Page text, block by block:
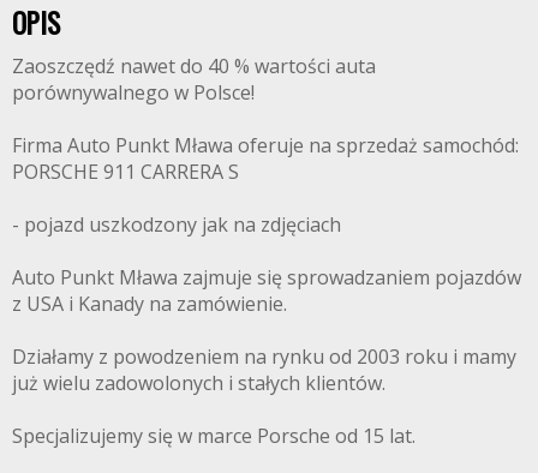
OPIS
Zaoszczędź nawet do 40 % wartości auta
porównywalnego w Polsce!
Firma Auto Punkt Mława oferuje na sprzedaż samochód:
PORSCHE 911 CARRERA S
- pojazd uszkodzony jak na zdjęciach
Auto Punkt Mława zajmuje się sprowadzaniem pojazdów
z USA i Kanady na zamówienie.
Działamy z powodzeniem na rynku od 2003 roku i mamy
już wielu zadowolonych i stałych klientów.
Specjalizujemy się w marce Porsche od 15 lat.